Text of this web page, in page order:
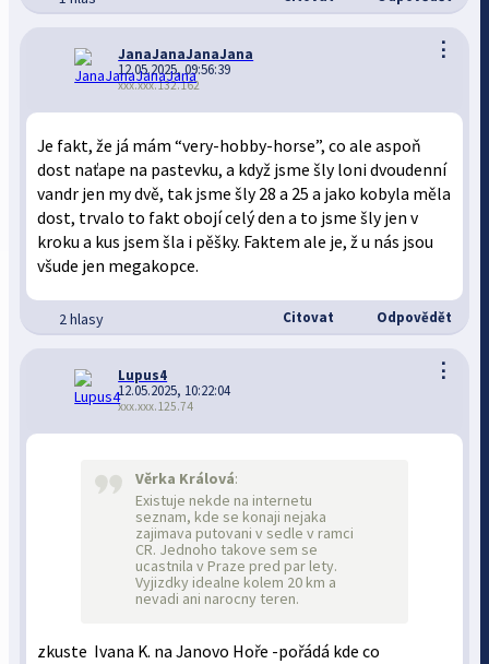
⋮
JanaJanaJanaJana
12.05.2025, 09:56:39
xxx.xxx.132.162
Je fakt, že já mám “very-hobby-horse”, co ale aspoň
dost naťape na pastevku, a když jsme šly loni dvoudenní
vandr jen my dvě, tak jsme šly 28 a 25 a jako kobyla měla
dost, trvalo to fakt obojí celý den a to jsme šly jen v
kroku a kus jsem šla i pěšky. Faktem ale je, ž u nás jsou
všude jen megakopce.
2 hlasy Citovat Odpovědět
⋮
Lupus4
12.05.2025, 10:22:04
xxx.xxx.125.74
Věrka Králová:
Existuje nekde na internetu
seznam, kde se konaji nejaka
zajimava putovani v sedle v ramci
CR. Jednoho takove sem se
ucastnila v Praze pred par lety.
Vyjizdky idealne kolem 20 km a
nevadi ani narocny teren.
zkuste Ivana K. na Janovo Hoře -pořádá kde co